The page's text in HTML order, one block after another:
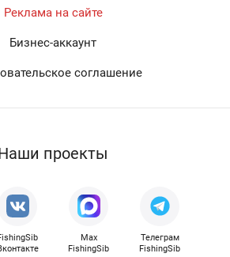
Реклама на сайте
Бизнес-аккаунт
соглашение
проекты
Max
FishingSib
Телеграм
FishingSib